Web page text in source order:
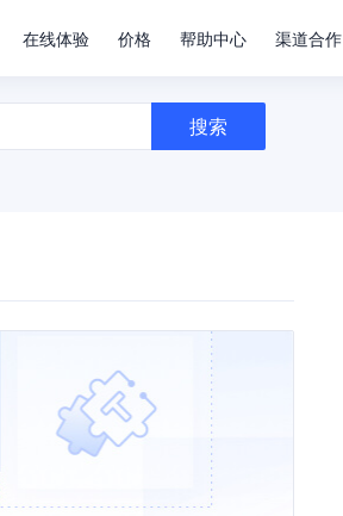
在线体验 价格 帮助中心 渠道合作
搜索